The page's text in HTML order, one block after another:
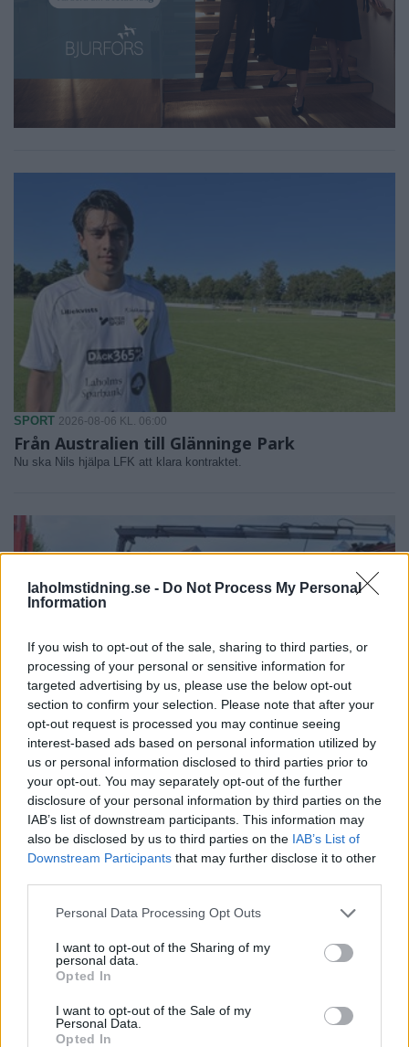
laholmstidning.se - Do Not Process My Personal
Information
If you wish to opt-out of the sale, sharing to third parties, or
processing of your personal or sensitive information for
targeted advertising by us, please use the below opt-out
section to confirm your selection. Please note that after your
opt-out request is processed you may continue seeing
interest-based ads based on personal information utilized by
us or personal information disclosed to third parties prior to
your opt-out. You may separately opt-out of the further
disclosure of your personal information by third parties on the
IAB’s list of downstream participants. This information may
also be disclosed by us to third parties on the IAB’s List of
Downstream Participants that may further disclose it to other
Personal Data Processing Opt Outs
I want to opt-out of the Sharing of my
personal data.
Opted In
I want to opt-out of the Sale of my
Personal Data.
Opted In
SPORT 2026-08-06 KL. 06:00
Från Australien till Glänninge Park
Nu ska Nils hjälpa LFK att klara kontraktet.
NYHETER 2026-08-05 KL. 12:27
Brandmästaren: ”Vi var inte säkra på att vi
skulle lyckas”
Storbranden kunde ha fått betydligt värre följder.